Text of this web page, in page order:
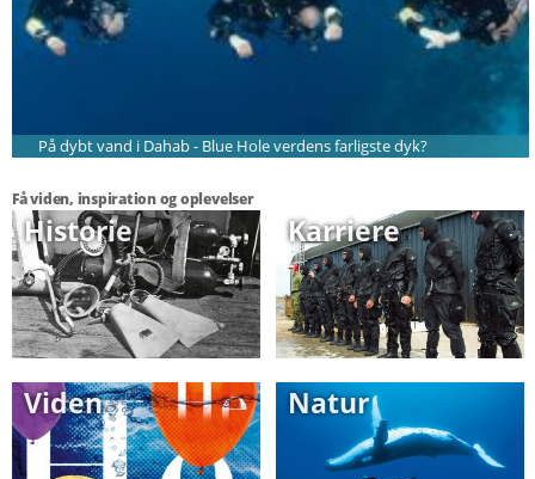
På dybt vand i Dahab - Blue Hole verdens farligste dyk?
Få viden, inspiration og oplevelser
Historie Karriere
Viden Natur